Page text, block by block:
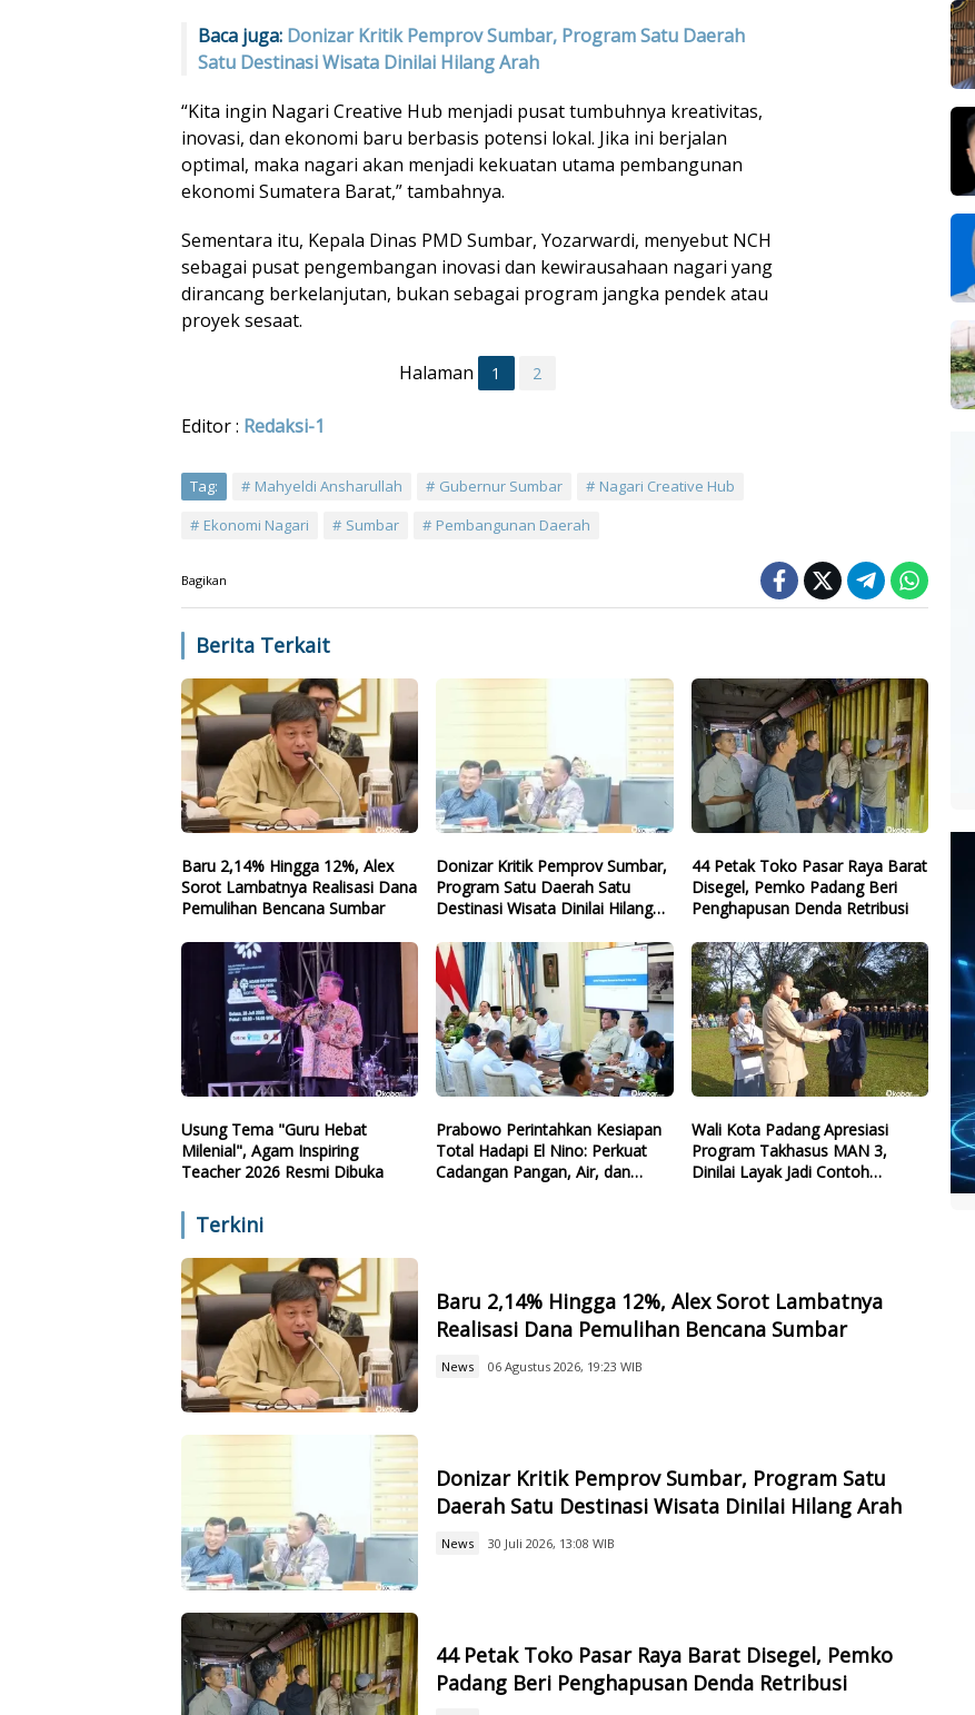
Baca juga: Donizar Kritik Pemprov Sumbar, Program Satu Daerah
Satu Destinasi Wisata Dinilai Hilang Arah
“Kita ingin Nagari Creative Hub menjadi pusat tumbuhnya kreativitas,
inovasi, dan ekonomi baru berbasis potensi lokal. Jika ini berjalan
optimal, maka nagari akan menjadi kekuatan utama pembangunan
ekonomi Sumatera Barat,” tambahnya.
Sementara itu, Kepala Dinas PMD Sumbar, Yozarwardi, menyebut NCH
sebagai pusat pengembangan inovasi dan kewirausahaan nagari yang
dirancang berkelanjutan, bukan sebagai program jangka pendek atau
proyek sesaat.
Halaman 1 2
Editor : Redaksi-1
Tag: Mahyeldi Ansharullah Gubernur Sumbar
Nagari Creative Hub
Ekonomi Nagari
Sumbar Pembangunan Daerah
Bagikan
Berita Terkait
Baru 2,14% Hingga 12%, Alex
Sorot Lambatnya Realisasi Dana
Pemulihan Bencana Sumbar
Donizar Kritik Pemprov Sumbar,
Program Satu Daerah Satu
Destinasi Wisata Dinilai Hilang
44 Petak Toko Pasar Raya Barat
Disegel, Pemko Padang Beri
Penghapusan Denda Retribusi
Usung Tema "Guru Hebat
Milenial", Agam Inspiring
Teacher 2026 Resmi Dibuka
Prabowo Perintahkan Kesiapan
Total Hadapi El Nino: Perkuat
Cadangan Pangan, Air, dan
Wali Kota Padang Apresiasi
Program Takhasus MAN 3,
Dinilai Layak Jadi Contoh
Terkini
Baru 2,14% Hingga 12%, Alex Sorot Lambatnya
Realisasi Dana Pemulihan Bencana Sumbar
News 06 Agustus 2026, 19:23 WIB
Donizar Kritik Pemprov Sumbar, Program Satu
Daerah Satu Destinasi Wisata Dinilai Hilang Arah
News 30 Juli 2026, 13:08 WIB
44 Petak Toko Pasar Raya Barat Disegel, Pemko
Padang Beri Penghapusan Denda Retribusi